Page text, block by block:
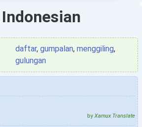
daftar, gumpalan, menggiling,
gulungan
by Xamux Translate